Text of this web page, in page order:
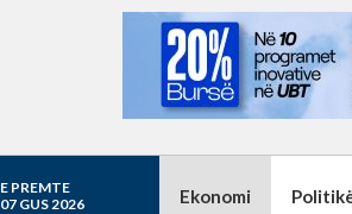
E PREMTE
07 GUS 2026
Ekonomi